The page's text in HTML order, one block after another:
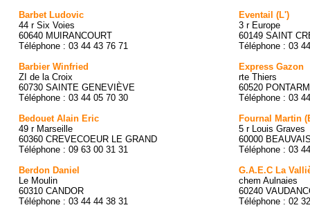
Barbet Ludovic
44 r Six Voies
60640 MUIRANCOURT
Téléphone : 03 44 43 76 71
Barbier Winfried
ZI de la Croix
60730 SAINTE GENEVIÈVE
Téléphone : 03 44 05 70 30
Bedouet Alain Eric
49 r Marseille
60360 CREVECOEUR LE GRAND
Téléphone : 09 63 00 31 31
Berdon Daniel
Le Moulin
60310 CANDOR
Téléphone : 03 44 44 38 31
Eventail (L')
3 r Europe
60149 SAINT
Téléphone : 03
Express Gazon
rte Thiers
60520
Téléphone : 03
Fournal Martin
5 r Louis Graves
60000
Téléphone : 03
G.A.E.C La
chem Aulnaies
60240
Téléphone : 02